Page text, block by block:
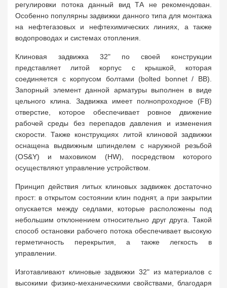
регулировки потока данный вид ТА не рекомендован.
Особенно популярны задвижки данного типа для монтажа
на нефтегазовых и нефтехимических линиях, а также
водопроводах и системах отопления.
Клиновая задвижка 32" по своей конструкции
представляет литой корпус с крышкой, которая
соединяется с корпусом болтами (bolted bonnet / BB).
Запорный элемент данной арматуры выполнен в виде
цельного клина. Задвижка имеет полнопроходное (FB)
отверстие, которое обеспечивает ровное движение
рабочей среды без перепадов давления и изменения
скорости. Также конструкциях литой клиновой задвижки
оснащена выдвижным шпинделем с наружной резьбой
(OS&Y) и маховиком (HW), посредством которого
осуществляют управление устройством.
Принцип действия литых клиновых задвижек достаточно
прост: в открытом состоянии клин поднят, а при закрытии
опускается между седлами, которые расположены под
небольшим отклонением относительно друг друга. Такой
способ остановки рабочего потока обеспечивает высокую
герметичность перекрытия, а также легкость в
управлении.
Изготавливают клиновые задвижки 32" из материалов с
высокими физико-механическими свойствами, благодаря